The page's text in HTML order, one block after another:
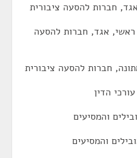
חברות להסעה ציבורית
ראשי, אגד, חברות להסעה
חברות להסעה ציבורית
הדין
והמסיעים
והמסיעים